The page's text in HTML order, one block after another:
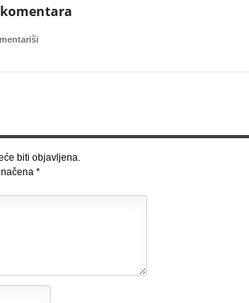
komentara
biti objavljena.
*